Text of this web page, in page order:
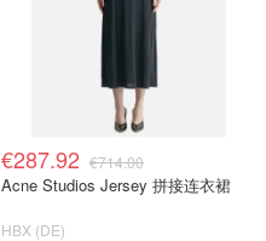
€287.92 €714.00
Acne Studios Jersey 拼接连衣裙
HBX (DE)